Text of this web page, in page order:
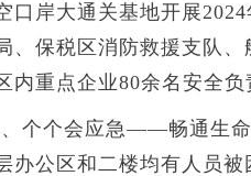
口岸大通关基地开展
、保税区消防救援支队
重点企业80余名安全负
个个会应急——畅通生
办公区和二楼均有人员